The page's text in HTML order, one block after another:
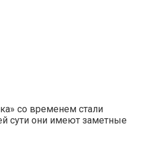
со временем стали
сути они имеют заметные